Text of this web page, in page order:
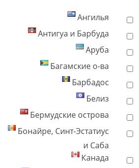
Ангилья
Антигуа и Барбуда
Аруба
Багамские о-ва
Барбадос
Белиз
Бермудские острова
Бонайре, Синт-Эстатиус
и Саба
Канада